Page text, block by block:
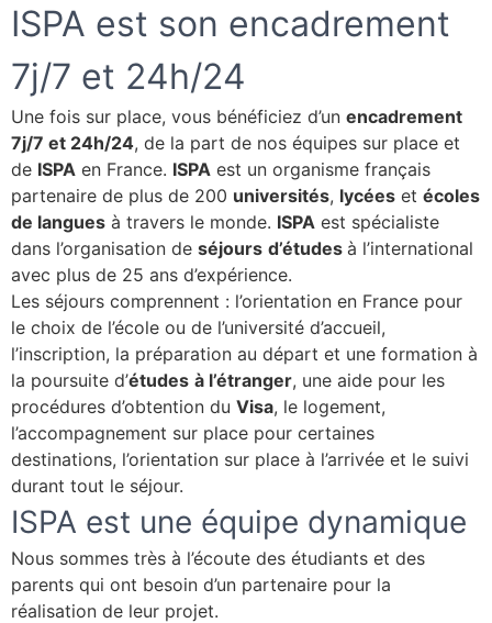
ISPA est son encadrement
7j/7 et 24h/24
Une fois sur place, vous bénéficiez d’un encadrement
7j/7 et 24h/24, de la part de nos équipes sur place et
de ISPA en France. ISPA est un organisme français
partenaire de plus de 200 universités, lycées et écoles
de langues à travers le monde. ISPA est spécialiste
dans l’organisation de séjours d’études à l’international
avec plus de 25 ans d’expérience.
Les séjours comprennent : l’orientation en France pour
le choix de l’école ou de l’université d’accueil,
l’inscription, la préparation au départ et une formation à
la poursuite d’études à l’étranger, une aide pour les
procédures d’obtention du Visa, le logement,
l’accompagnement sur place pour certaines
destinations, l’orientation sur place à l’arrivée et le suivi
durant tout le séjour.
ISPA est une équipe dynamique
Nous sommes très à l’écoute des étudiants et des
parents qui ont besoin d’un partenaire pour la
réalisation de leur projet.